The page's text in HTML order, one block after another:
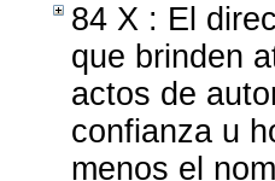
84 X : El
que brinden
actos de
confianza u
menos el